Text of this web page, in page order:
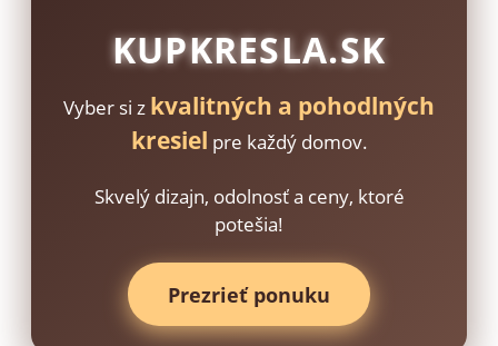
KUPKRESLA.SK
Vyber si z kvalitných a pohodlných
kresiel pre každý domov.
Skvelý dizajn, odolnosť a ceny, ktoré
potešia!
Prezrieť ponuku